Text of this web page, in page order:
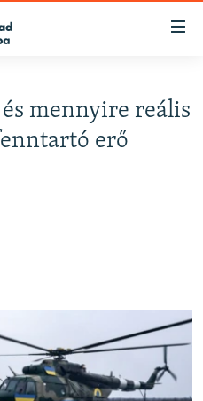
mennyire reális
erő